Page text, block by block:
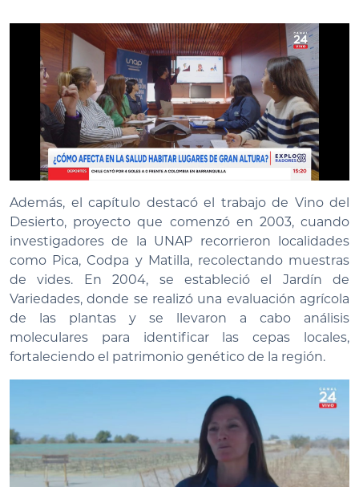
Además, el capítulo destacó el trabajo de Vino del
Desierto, proyecto que comenzó en 2003, cuando
investigadores de la UNAP recorrieron localidades
como Pica, Codpa y Matilla, recolectando muestras
de vides. En 2004, se estableció el Jardín de
Variedades, donde se realizó una evaluación agrícola
de las plantas y se llevaron a cabo análisis
moleculares para identificar las cepas locales,
fortaleciendo el patrimonio genético de la región.